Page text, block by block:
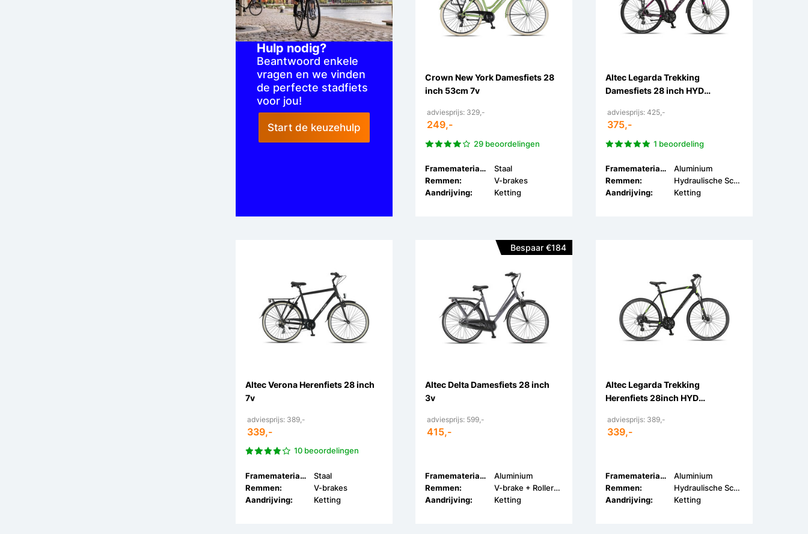
Hulp nodig?
Beantwoord enkele
vragen en we vinden
de perfecte stadfiets
voor jou!
Start de keuzehulp
Crown New York Damesfiets 28
inch 53cm 7v
adviesprijs: 329,-
249,-
29 beoordelingen
Framemateriaal:
Staal
Remmen:
V-brakes
Aandrijving:
Ketting
Altec Legarda Trekking
Damesfiets 28 inch HYD
adviesprijs: 425,-
375,-
1 beoordeling
Framemateriaal:
Aluminium
Remmen:
Hydraulische Schijfremmen
Aandrijving:
Ketting
Altec Verona Herenfiets 28 inch
7v
adviesprijs: 389,-
339,-
10 beoordelingen
Framemateriaal:
Staal
Remmen:
V-brakes
Aandrijving:
Ketting
Bespaar €184
Altec Delta Damesfiets 28 inch
3v
adviesprijs: 599,-
415,-
Framemateriaal:
Aluminium
Remmen:
V-brake + Rollerbrake
Aandrijving:
Ketting
Altec Legarda Trekking
Herenfiets 28inch HYD
adviesprijs: 389,-
339,-
Framemateriaal:
Aluminium
Remmen:
Hydraulische Schijfremmen
Aandrijving:
Ketting